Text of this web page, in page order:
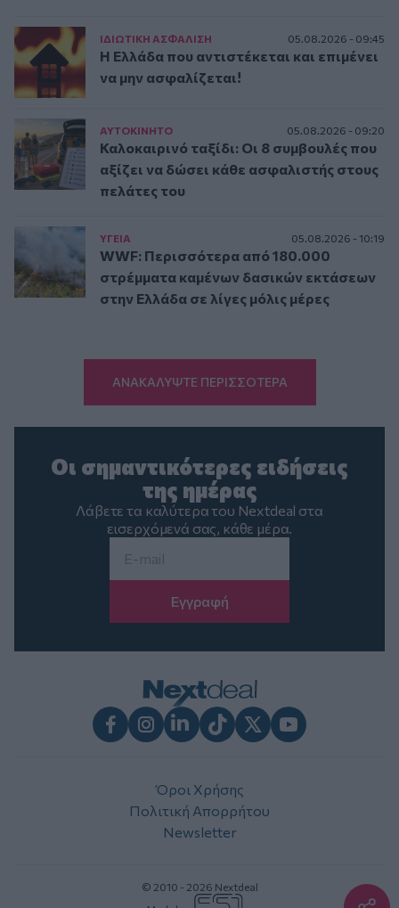
ΙΔΙΩΤΙΚΗ ΑΣΦAΛΙΣΗ 05.08.2026 - 09:45
Η Ελλάδα που αντιστέκεται και επιμένει
να μην ασφαλίζεται!
ΑΥΤΟΚΙΝΗΤΟ 05.08.2026 - 09:20
Καλοκαιρινό ταξίδι: Οι 8 συμβουλές που
αξίζει να δώσει κάθε ασφαλιστής στους
πελάτες του
ΥΓΕΙΑ 05.08.2026 - 10:19
WWF: Περισσότερα από 180.000
στρέμματα καμένων δασικών εκτάσεων
στην Ελλάδα σε λίγες μόλις μέρες
ΑΝΑΚΑΛΥΨΤΕ ΠΕΡΙΣΣΟΤΕΡΑ
Οι σημαντικότερες ειδήσεις
της ημέρας
Λάβετε τα καλύτερα του Nextdeal στα
εισερχόμενά σας, κάθε μέρα.
Όροι Χρήσης
Πολιτική Απορρήτου
Newsletter
© 2010 - 2026 Nextdeal